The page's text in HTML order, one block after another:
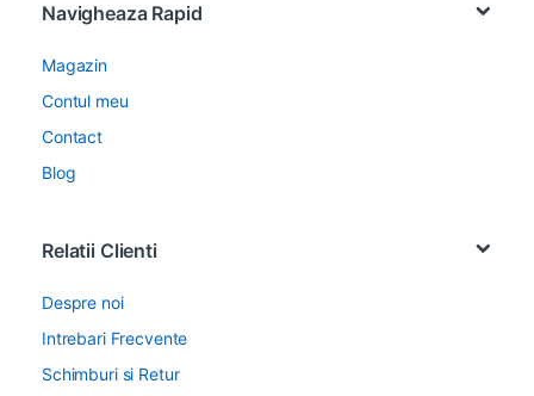
Navigheaza Rapid
Magazin
Contul meu
Contact
Blog
Relatii Clienti
Despre noi
Intrebari Frecvente
Schimburi si Retur